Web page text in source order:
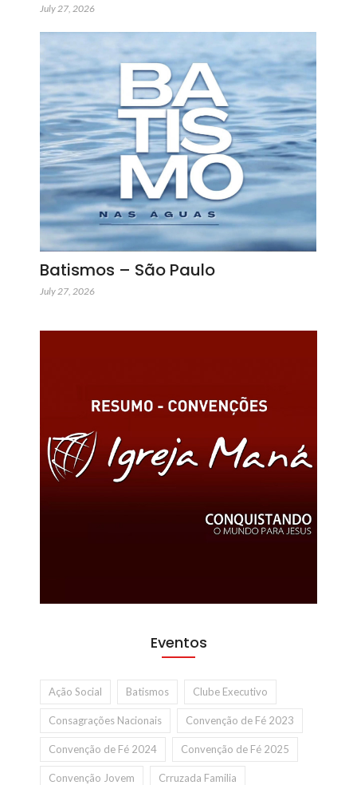
July 27, 2026
Batismos – São Paulo
July 27, 2026
Eventos
Ação Social Batismos Clube Executivo
Consagrações Nacionais Convenção de Fé 2023
Convenção de Fé 2024 Convenção de Fé 2025
Convenção Jovem Crruzada Familia